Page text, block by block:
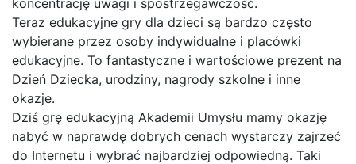
Teraz edukacyjne gry dla dzieci są bardzo często
wybierane przez osoby indywidualne i placówki
edukacyjne. To fantastyczne i wartościowe prezent na
Dzień Dziecka, urodziny, nagrody szkolne i inne
okazje.
Dziś grę edukacyjną Akademii Umysłu mamy okazję
nabyć w naprawdę dobrych cenach wystarczy zajrzeć
do Internetu i wybrać najbardziej odpowiedną. Taki